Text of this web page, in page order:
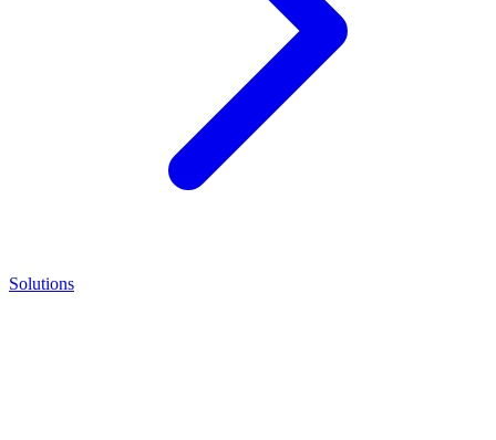
Solutions